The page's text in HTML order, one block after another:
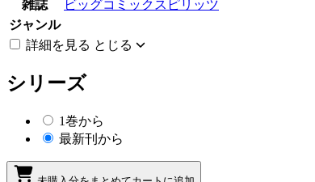
雑誌
ビッグコミックスピリッツ
ジャンル
詳細を見る とじる
シリーズ
1巻から
最新刊から